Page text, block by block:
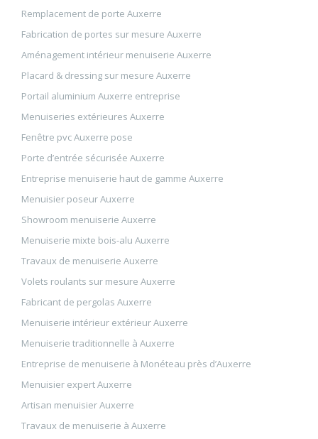
Remplacement de porte Auxerre
Fabrication de portes sur mesure Auxerre
Aménagement intérieur menuiserie Auxerre
Placard & dressing sur mesure Auxerre
Portail aluminium Auxerre entreprise
Menuiseries extérieures Auxerre
Fenêtre pvc Auxerre pose
Porte d’entrée sécurisée Auxerre
Entreprise menuiserie haut de gamme Auxerre
Menuisier poseur Auxerre
Showroom menuiserie Auxerre
Menuiserie mixte bois-alu Auxerre
Travaux de menuiserie Auxerre
Volets roulants sur mesure Auxerre
Fabricant de pergolas Auxerre
Menuiserie intérieur extérieur Auxerre
Menuiserie traditionnelle à Auxerre
Entreprise de menuiserie à Monéteau près d’Auxerre
Menuisier expert Auxerre
Artisan menuisier Auxerre
Travaux de menuiserie à Auxerre